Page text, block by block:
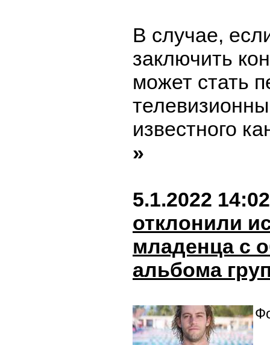
В случае,
заключить
может стать
известного
»
5.1.2022 14:02
отклонили
младенца с
альбома